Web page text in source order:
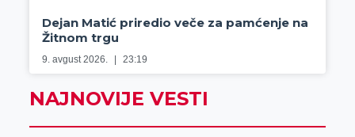
Dejan Matić priredio veče za pamćenje na
Žitnom trgu
9. avgust 2026. 23:19
NAJNOVIJE VESTI